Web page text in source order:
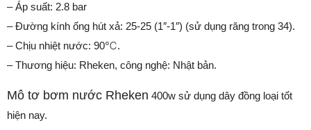
– Áp suất: 2.8 bar
– Đường kính ống hút xả: 25-25 (1″-1″) (sử dụng răng trong 34).
– Chịu nhiệt nước: 90℃.
– Thương hiệu: Rheken, công nghệ: Nhật bản.
Mô tơ bơm nước Rheken 400w sử dụng dây đồng loại tốt
hiện nay.